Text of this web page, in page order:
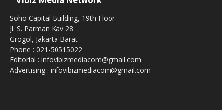
Soho Capital Building, 19th Floor
Jl. S. Parman Kav 28
Grogol, Jakarta Barat
Phone : 021-50515022
Editorial : infovibizmediacom@gmail.com
Advertising : infovibizmediacom@gmail.com